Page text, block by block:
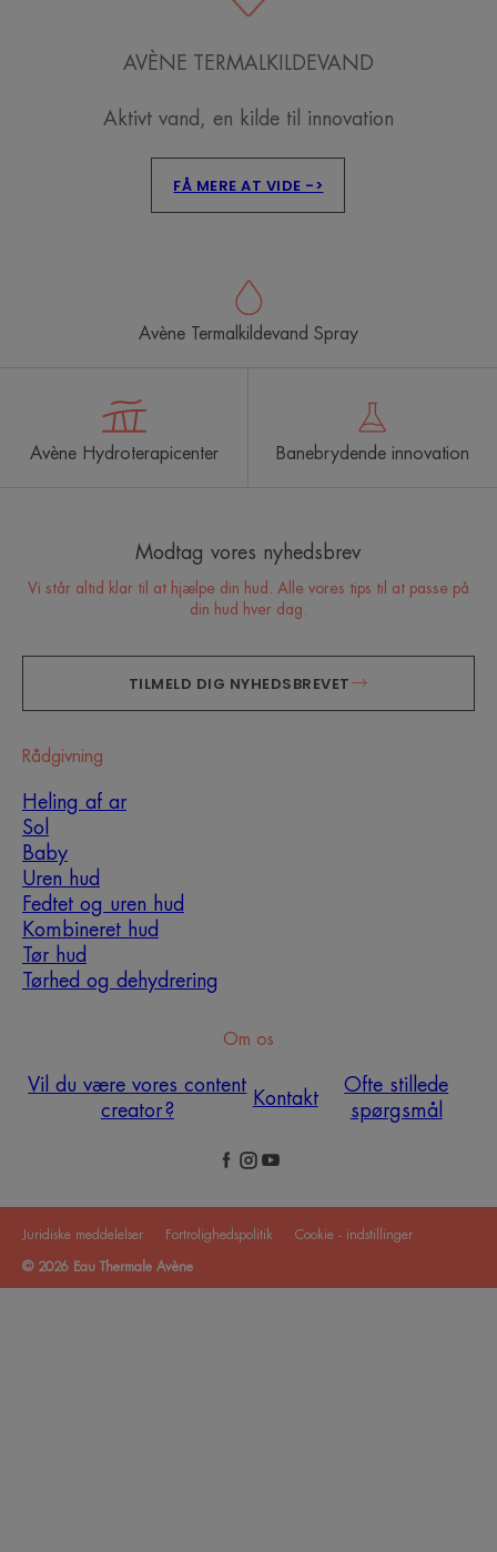
AVÈNE TERMALKILDEVAND
Aktivt vand, en kilde til innovation
FÅ MERE AT VIDE ->
Avène Termalkildevand Spray
Avène Hydroterapicenter Banebrydende innovation
Modtag vores nyhedsbrev
Vi står altid klar til at hjælpe din hud. Alle vores tips til at passe på
din hud hver dag.
TILMELD DIG NYHEDSBREVET
Rådgivning
Heling af ar
Sol
Baby
Uren hud
Fedtet og uren hud
Kombineret hud
Tør hud
Tørhed og dehydrering
Om os
Vil du være vores content
creator ?
Kontakt
Ofte stillede
spørgsmål
Juridiske meddelelser Fortrolighedspolitik Cookie - indstillinger
© 2026 Eau Thermale Avène